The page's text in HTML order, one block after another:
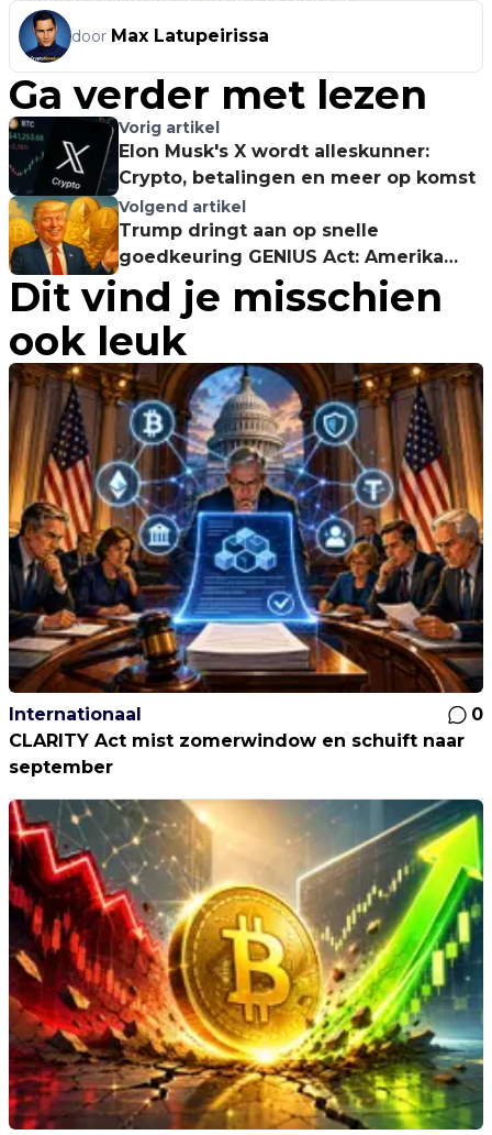
door Max Latupeirissa
Ga verder met lezen
Vorig artikel
Elon Musk's X wordt alleskunner:
Crypto, betalingen en meer op komst
Volgend artikel
Trump dringt aan op snelle
goedkeuring GENIUS Act: Amerika
aanstormend leider in crypto?
Dit vind je misschien
ook leuk
Internationaal
0
CLARITY Act mist zomerwindow en schuift naar
september